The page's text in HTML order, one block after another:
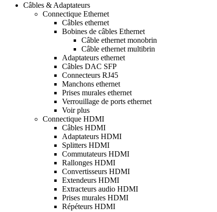
Câbles & Adaptateurs
Connectique Ethernet
Câbles ethernet
Bobines de câbles Ethernet
Câble ethernet monobrin
Câble ethernet multibrin
Adaptateurs ethernet
Câbles DAC SFP
Connecteurs RJ45
Manchons ethernet
Prises murales ethernet
Verrouillage de ports ethernet
Voir plus
Connectique HDMI
Câbles HDMI
Adaptateurs HDMI
Splitters HDMI
Commutateurs HDMI
Rallonges HDMI
Convertisseurs HDMI
Extendeurs HDMI
Extracteurs audio HDMI
Prises murales HDMI
Répéteurs HDMI